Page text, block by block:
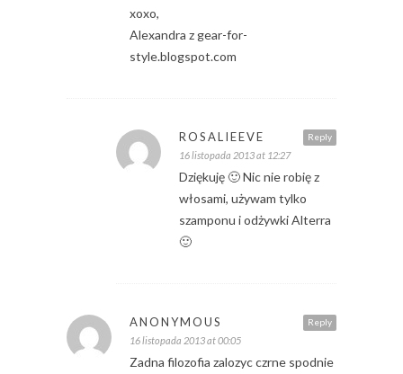
xoxo,
Alexandra z gear-for-
style.blogspot.com
Reply
ROSALIEEVE
16 listopada 2013 at 12:27
Dziękuję 🙂 Nic nie robię z
włosami, używam tylko
szamponu i odżywki Alterra
🙂
Reply
ANONYMOUS
16 listopada 2013 at 00:05
Zadna filozofia zalozyc czrne spodnie